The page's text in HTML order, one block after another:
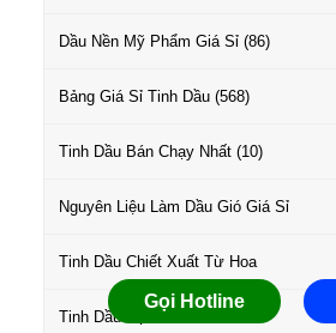
Dầu Nền Mỹ Phẩm Giá Sỉ (86)
Bảng Giá Sỉ Tinh Dầu (568)
Tinh Dầu Bán Chạy Nhất (10)
Nguyên Liệu Làm Dầu Gió Giá Sỉ
Tinh Dầu Chiết Xuất Từ Hoa
Tinh Dầu Họ Gỗ Giá Sỉ
Gọi Hotline